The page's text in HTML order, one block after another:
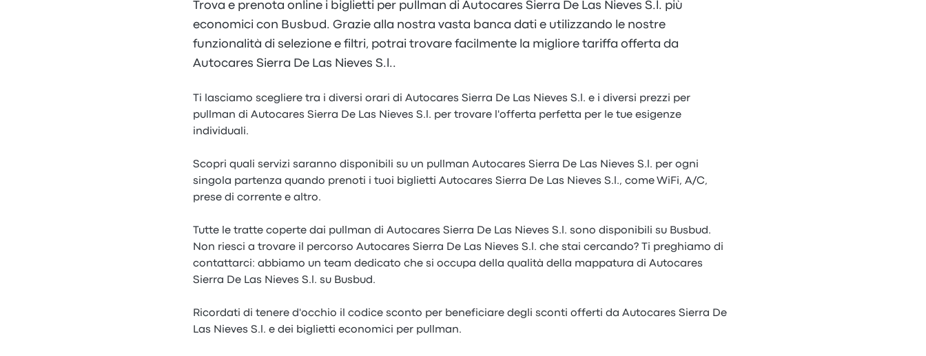
Trova e prenota online i biglietti per pullman di Autocares Sierra De Las Nieves S.l. più
economici con Busbud. Grazie alla nostra vasta banca dati e utilizzando le nostre
funzionalità di selezione e filtri, potrai trovare facilmente la migliore tariffa offerta da
Autocares Sierra De Las Nieves S.l..
Ti lasciamo scegliere tra i diversi orari di Autocares Sierra De Las Nieves S.l. e i diversi prezzi per
pullman di Autocares Sierra De Las Nieves S.l. per trovare l'offerta perfetta per le tue esigenze
individuali.
Scopri quali servizi saranno disponibili su un pullman Autocares Sierra De Las Nieves S.l. per ogni
singola partenza quando prenoti i tuoi biglietti Autocares Sierra De Las Nieves S.l., come WiFi, A/C,
prese di corrente e altro.
Tutte le tratte coperte dai pullman di Autocares Sierra De Las Nieves S.l. sono disponibili su Busbud.
Non riesci a trovare il percorso Autocares Sierra De Las Nieves S.l. che stai cercando? Ti preghiamo di
contattarci: abbiamo un team dedicato che si occupa della qualità della mappatura di Autocares
Sierra De Las Nieves S.l. su Busbud.
Ricordati di tenere d'occhio il codice sconto per beneficiare degli sconti offerti da Autocares Sierra De
Las Nieves S.l. e dei biglietti economici per pullman.